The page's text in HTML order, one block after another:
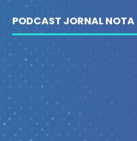
PODCAST JORNAL NOTA